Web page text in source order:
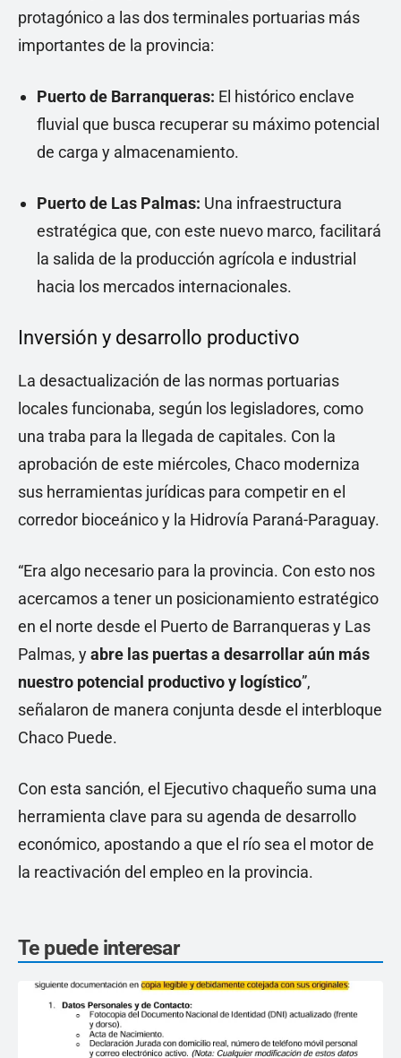
protagónico a las dos terminales portuarias más
importantes de la provincia:
Puerto de Barranqueras: El histórico enclave
fluvial que busca recuperar su máximo potencial
de carga y almacenamiento.
Puerto de Las Palmas: Una infraestructura
estratégica que, con este nuevo marco, facilitará
la salida de la producción agrícola e industrial
hacia los mercados internacionales.
Inversión y desarrollo productivo
La desactualización de las normas portuarias
locales funcionaba, según los legisladores, como
una traba para la llegada de capitales. Con la
aprobación de este miércoles, Chaco moderniza
sus herramientas jurídicas para competir en el
corredor bioceánico y la Hidrovía Paraná-Paraguay.
“Era algo necesario para la provincia. Con esto nos
acercamos a tener un posicionamiento estratégico
en el norte desde el Puerto de Barranqueras y Las
Palmas, yabre las puertas a desarrollar aún más
nuestro potencial productivo y logístico”,
señalaron de manera conjunta desde el interbloque
Chaco Puede.
Con esta sanción, el Ejecutivo chaqueño suma una
herramienta clave para su agenda de desarrollo
económico, apostando a que el río sea el motor de
la reactivación del empleo en la provincia.
Te puede interesar